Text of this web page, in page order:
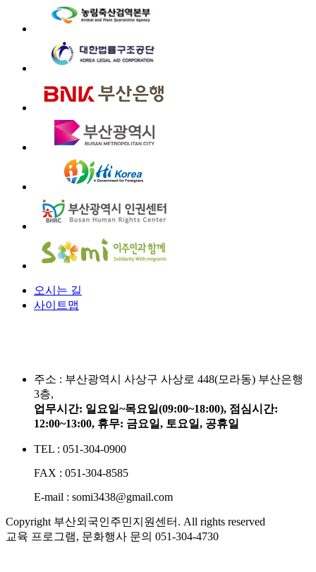
오시는 길
사이트맵
주소 : 부산광역시 사상구 사상로 448(모라동) 부산은행
3층,
업무시간: 일요일~목요일(09:00~18:00), 점심시간:
12:00~13:00, 휴무: 금요일, 토요일, 공휴일
TEL : 051-304-0900
FAX : 051-304-8585
E-mail : somi3438@gmail.com
Copyright 부산외국인주민지원센터. All rights reserved
교육 프로그램, 문화행사 문의 051-304-4730